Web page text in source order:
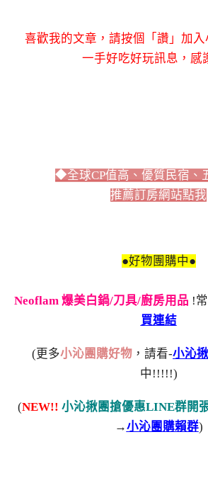
喜歡我的文章，請按個「讚」加
一手好吃好玩訊息，感
◆全球CP值高、優質民宿、
推薦訂房網站點我
●好物團購中●
Neoflam 爆美白鍋/刀具/廚房用品 !
買連結
(更多小沁團購好物 ，請看-小沁
中!!!!!)
(NEW!! 小沁揪團搶優惠LINE群開
→小沁團購賴群)